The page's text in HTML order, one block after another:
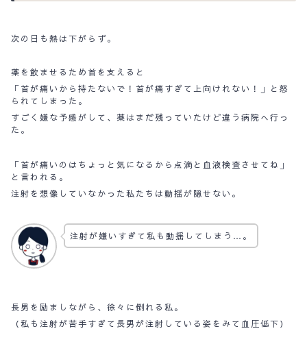
次の日も熱は下がらず。
薬を飲ませるため首を支えると
「首が痛いから持たないで！首が痛すぎて上向けれない！」と怒
られてしまった。
すごく嫌な予感がして、薬はまだ残っていたけど違う病院へ行っ
た。
「首が痛いのはちょっと気になるから点滴と血液検査させてね」
と言われる。
注射を想像していなかった私たちは動揺が隠せない。
注射が嫌いすぎて私も動揺してしまう…。
長男を励ましながら、徐々に倒れる私。
（私も注射が苦手すぎて長男が注射している姿をみて血圧低下）